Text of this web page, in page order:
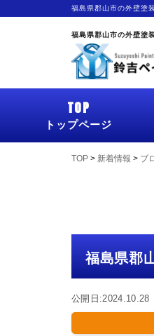
福島県郡山市の外壁塗
福島県郡山市の外壁塗
TOP
トップページ
TOP > 新着情報 > ブ
福島県郡
公開日